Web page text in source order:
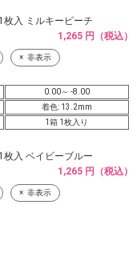
枚入 ミルキーピーチ
1,265 円（税込）
非表示
0.00～ -8.00
着色: 13.2mm
1箱 1枚入り
枚入 ベイビーブルー
1,265 円（税込）
非表示